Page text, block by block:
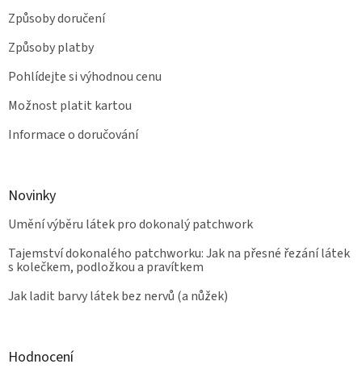
Způsoby doručení
Způsoby platby
Pohlídejte si výhodnou cenu
Možnost platit kartou
Informace o doručování
Novinky
Umění výběru látek pro dokonalý patchwork
Tajemství dokonalého patchworku: Jak na přesné řezání látek
s kolečkem, podložkou a pravítkem
Jak ladit barvy látek bez nervů (a nůžek)
Hodnocení